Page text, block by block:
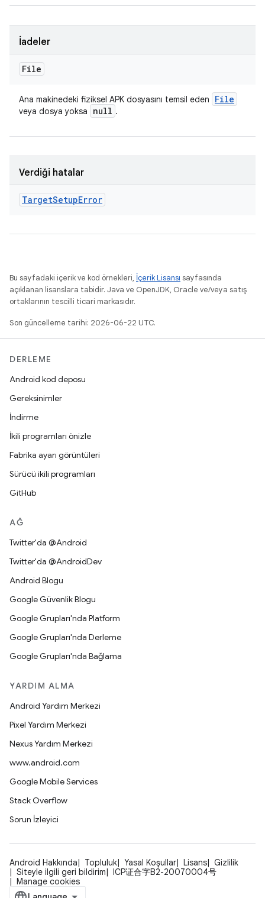
İadeler
File
Ana makinedeki fiziksel APK dosyasını temsil eden File
veya dosya yoksa null .
Verdiği hatalar
TargetSetupError
Bu sayfadaki içerik ve kod örnekleri, İçerik Lisansı sayfasında
açıklanan lisanslara tabidir. Java ve OpenJDK, Oracle ve/veya satış
ortaklarının tescilli ticari markasıdır.
Son güncelleme tarihi: 2026-06-22 UTC.
DERLEME
Android kod deposu
Gereksinimler
İndirme
İkili programları önizle
Fabrika ayarı görüntüleri
Sürücü ikili programları
GitHub
AĞ
Twitter'da @Android
Twitter'da @AndroidDev
Android Blogu
Google Güvenlik Blogu
Google Grupları'nda Platform
Google Grupları'nda Derleme
Google Grupları'nda Bağlama
YARDIM ALMA
Android Yardım Merkezi
Pixel Yardım Merkezi
Nexus Yardım Merkezi
www.android.com
Google Mobile Services
Stack Overflow
Sorun İzleyici
Android Hakkında Topluluk Yasal Koşullar Lisans
Gizlilik
Siteyle ilgili geri bildirim
ICP证合字B2-20070004号
Manage cookies